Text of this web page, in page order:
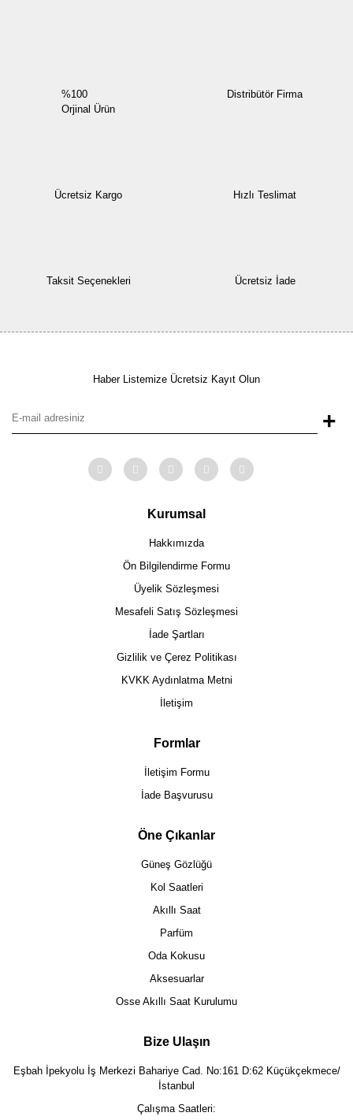
%100
Orjinal Ürün
Distribütör Firma
Ücretsiz Kargo Hızlı Teslimat
Taksit Seçenekleri Ücretsiz İade
Haber Listemize Ücretsiz Kayıt Olun
+
Kurumsal
Hakkımızda
Ön Bilgilendirme Formu
Üyelik Sözleşmesi
Mesafeli Satış Sözleşmesi
İade Şartları
Gizlilik ve Çerez Politikası
KVKK Aydınlatma Metni
İletişim
Formlar
İletişim Formu
İade Başvurusu
Öne Çıkanlar
Güneş Gözlüğü
Kol Saatleri
Akıllı Saat
Parfüm
Oda Kokusu
Aksesuarlar
Osse Akıllı Saat Kurulumu
Bize Ulaşın
Eşbah İpekyolu İş Merkezi Bahariye Cad. No:161 D:62 Küçükçekmece/
İstanbul
Çalışma Saatleri: